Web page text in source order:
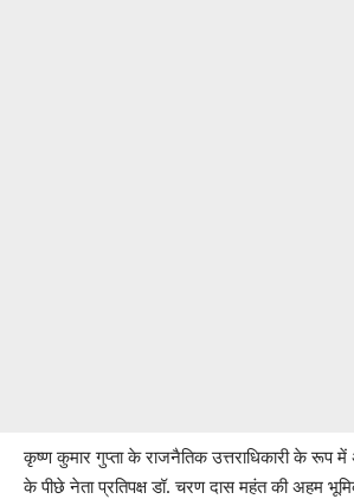
कृष्ण कुमार गुप्ता के राजनैतिक उत्तराधिकारी के रूप में
के पीछे नेता प्रतिपक्ष डॉ. चरण दास महंत की अहम